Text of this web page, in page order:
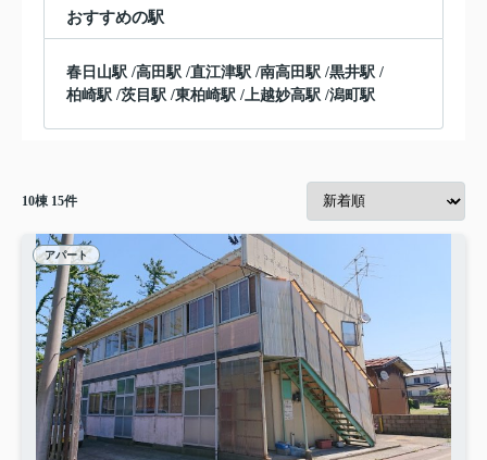
おすすめの駅
春日山駅 /高田駅 /直江津駅 /南高田駅 /黒井駅 /
柏崎駅 /茨目駅 /東柏崎駅 /上越妙高駅 /潟町駅
10棟 15件
アパート